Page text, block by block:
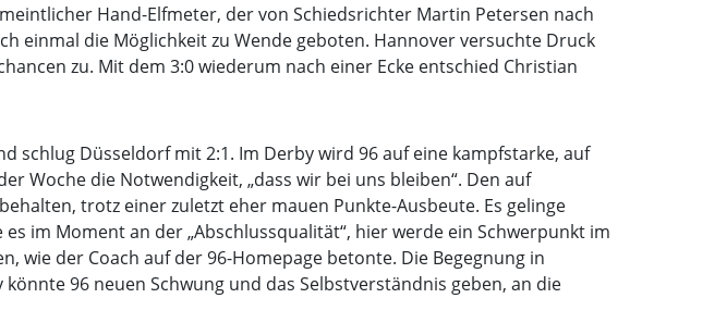
Hand-Elfmeter, der von Schiedsrichter Martin Petersen nach
einmal die Möglichkeit zu Wende geboten. Hannover versuchte Druck
zu. Mit dem 3:0 wiederum nach einer Ecke entschied Christian
schlug Düsseldorf mit 2:1. Im Derby wird 96 auf eine kampfstarke, auf
Woche die Notwendigkeit, „dass wir bei uns bleiben“. Den auf
trotz einer zuletzt eher mauen Punkte-Ausbeute. Es gelinge
im Moment an der „Abschlussqualität“, hier werde ein Schwerpunkt im
wie der Coach auf der 96-Homepage betonte. Die Begegnung in
96 neuen Schwung und das Selbstverständnis geben, an die